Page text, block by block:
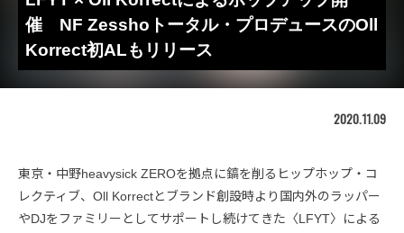
催 NF Zesshoトータル・プロデュースのOll
Korrect初ALもリリース
2020.11.09
東京・中野heavysick ZEROを拠点に鎬を削るヒップホップ・コ
レクティブ、Oll Korrectとブランド創設時より国内外のラッパー
やDJをファミリーとしてサポートし続けてきた〈LFYT〉による